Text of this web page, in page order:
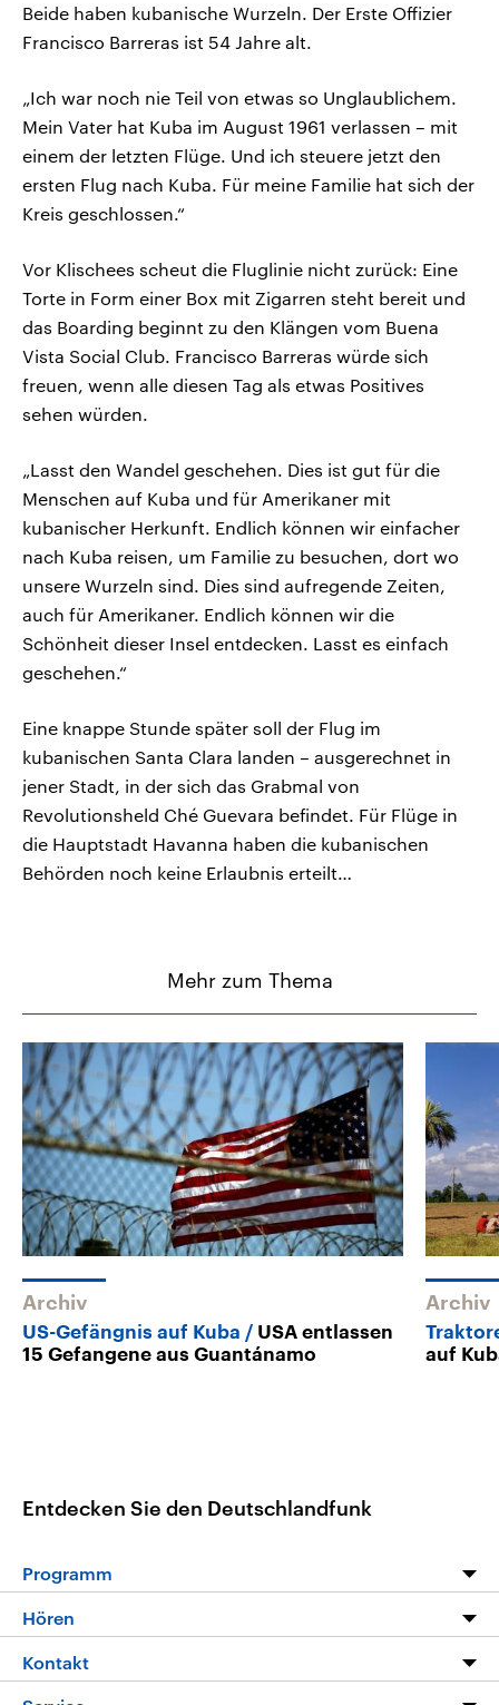
Beide haben kubanische Wurzeln. Der Erste Offizier
Francisco Barreras ist 54 Jahre alt.
„Ich war noch nie Teil von etwas so Unglaublichem.
Mein Vater hat Kuba im August 1961 verlassen – mit
einem der letzten Flüge. Und ich steuere jetzt den
ersten Flug nach Kuba. Für meine Familie hat sich der
Kreis geschlossen.“
Vor Klischees scheut die Fluglinie nicht zurück: Eine
Torte in Form einer Box mit Zigarren steht bereit und
das Boarding beginnt zu den Klängen vom Buena
Vista Social Club. Francisco Barreras würde sich
freuen, wenn alle diesen Tag als etwas Positives
sehen würden.
„Lasst den Wandel geschehen. Dies ist gut für die
Menschen auf Kuba und für Amerikaner mit
kubanischer Herkunft. Endlich können wir einfacher
nach Kuba reisen, um Familie zu besuchen, dort wo
unsere Wurzeln sind. Dies sind aufregende Zeiten,
auch für Amerikaner. Endlich können wir die
Schönheit dieser Insel entdecken. Lasst es einfach
geschehen.“
Eine knappe Stunde später soll der Flug im
kubanischen Santa Clara landen – ausgerechnet in
jener Stadt, in der sich das Grabmal von
Revolutionsheld Ché Guevara befindet. Für Flüge in
die Hauptstadt Havanna haben die kubanischen
Behörden noch keine Erlaubnis erteilt…
Mehr zum Thema
Archiv
US-Gefängnis auf Kuba
USA entlassen
15 Gefangene aus Guantánamo
Archiv
auf
Entdecken Sie den Deutschlandfunk
Programm
Die Nachrichten
Hören
Livestream
Kontakt
Hörerservice